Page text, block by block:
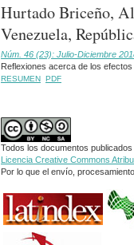
Hurtado Briceño,
Venezuela,
Núm. 46 (23): Julio-Diciembre
Reflexiones acerca de los
RESUMEN PDF
Todos los documentos
Licencia Creative Commons
Por lo que el envío,